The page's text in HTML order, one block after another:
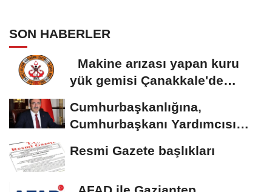
SON HABERLER
Makine arızası yapan kuru
yük gemisi Çanakkale'de
Cumhurbaşkanlığına,
Cumhurbaşkanı Yardımcısı
Resmi Gazete başlıkları